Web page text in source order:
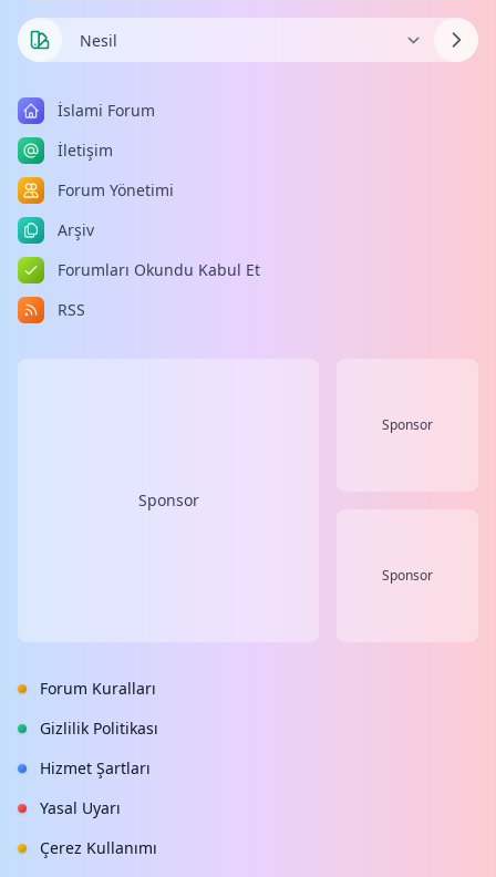
İslami Forum
İletişim
Forum Yönetimi
Arşiv
Forumları Okundu Kabul Et
RSS
Sponsor
Sponsor
Sponsor
Forum Kuralları
Gizlilik Politikası
Hizmet Şartları
Yasal Uyarı
Çerez Kullanımı